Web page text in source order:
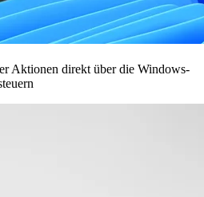
Aktionen direkt über die Windows-